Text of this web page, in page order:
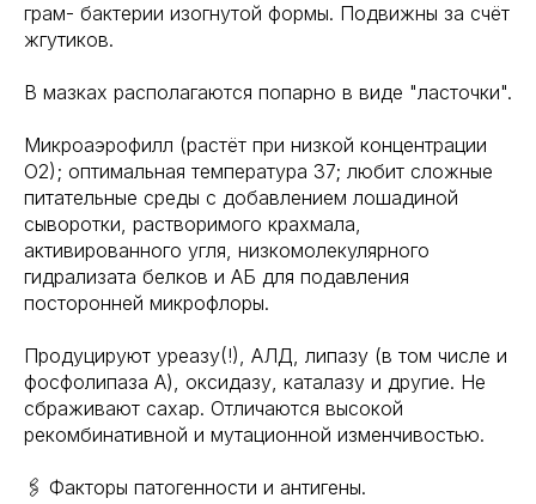
грам- бактерии изогнутой формы. Подвижны за счёт
жгутиков.
В мазках располагаются попарно в виде "ласточки".
Микроаэрофилл (растёт при низкой концентрации
О2); оптимальная температура 37; любит сложные
питательные среды с добавлением лошадиной
сыворотки, растворимого крахмала,
активированного угля, низкомолекулярного
гидрализата белков и АБ для подавления
посторонней микрофлоры.
Продуцируют уреазу(!), АЛД, липазу (в том числе и
фосфолипаза А), оксидазу, каталазу и другие. Не
сбраживают сахар. Отличаются высокой
рекомбинативной и мутационной изменчивостью.
🖇 Факторы патогенности и антигены.